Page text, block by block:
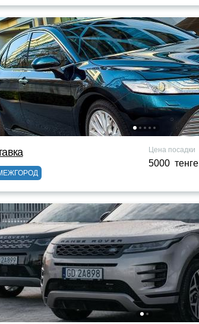
Цена посадки
5000 тенге